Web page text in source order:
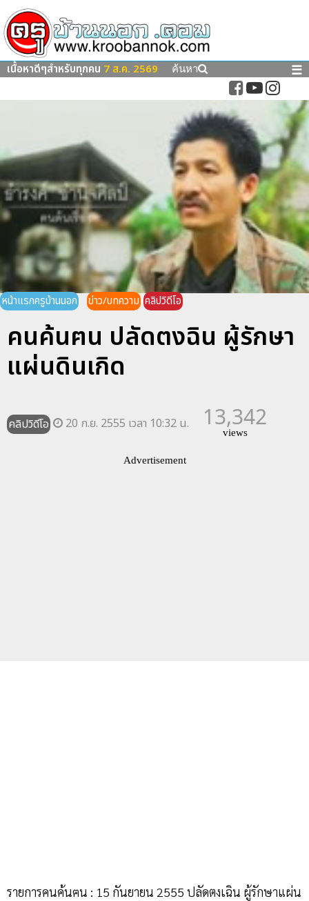
เนื้อหาดีๆสำหรับทุกคน 7 ส.ค. 2569 ค้นหา ☰
หน้าแรกครูบ้านนอก ข่าว/บทความ คลิปวิดีโอ
คนค้นฅน ปลัดตงฉิน ผู้รักษา
แผ่นดินเกิด
คลิปวิดีโอ 20 ก.ย. 2555 เวลา 10:32 น. 13,342
views
Advertisement
รายการคนค้นฅน : 15 กันยายน 2555 ปลัดตงเฉิน ผู้รักษาแผ่น